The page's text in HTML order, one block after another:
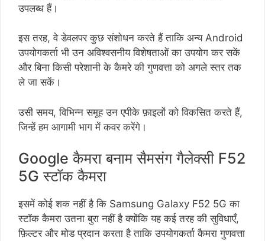
उपलब्ध हैं।
इस तरह, वे डेवलपर कुछ संशोधन करते हैं ताकि अन्य Android
उपयोगकर्ता भी उन अविश्वसनीय विशेषताओं का उपयोग कर सकें
और बिना किसी परेशानी के कैमरे की गुणवत्ता को अगले स्तर तक
ले जा सकें।
उसी समय, विभिन्न समूह उन एपीके फ़ाइलों को विकसित करते हैं,
जिन्हें हम आगामी भाग में कवर करेंगे।
Google कैमरा बनाम सैमसंग गैलेक्सी F52
5G स्टॉक कैमरा
इसमें कोई शक नहीं है कि Samsung Galaxy F52 5G का
स्टॉक कैमरा उतना बुरा नहीं है क्योंकि यह कई तरह की सुविधाएँ,
फ़िल्टर और मोड प्रदान करता है ताकि उपयोगकर्ता कैमरा गुणवत्ता